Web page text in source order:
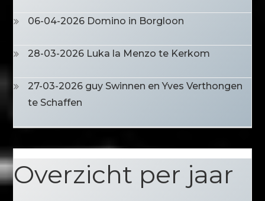
06-04-2026 Domino in Borgloon
28-03-2026 Luka la Menzo te Kerkom
27-03-2026 guy Swinnen en Yves Verthongen
te Schaffen
Overzicht per jaar